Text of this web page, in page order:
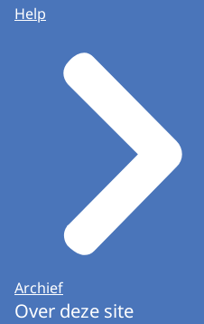
Help
Archief
Over deze site